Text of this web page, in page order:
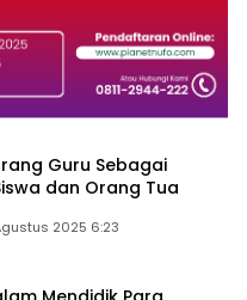
Guru Sebagai
dan Orang Tua
2025 6:23